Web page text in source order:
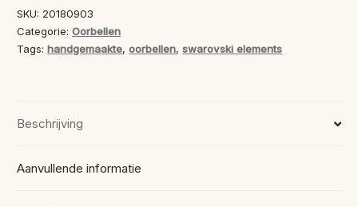
SKU: 20180903
Categorie:Oorbellen
Tags:handgemaakte,oorbellen,swarovski elements
Beschrijving
Aanvullende informatie